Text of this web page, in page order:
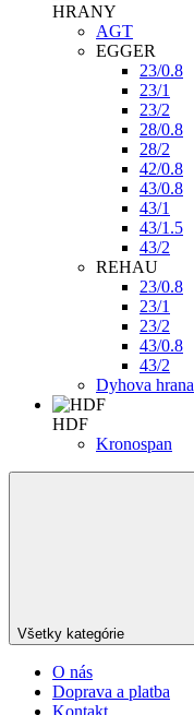
HRANY
AGT
EGGER
23/0.8
23/1
23/2
28/0.8
28/2
42/0.8
43/0.8
43/1
43/1.5
43/2
REHAU
23/0.8
23/1
23/2
43/0.8
43/2
Dyhova hrana
HDF
Kronospan
Všetky kategórie
O nás
Doprava a platba
Kontakt